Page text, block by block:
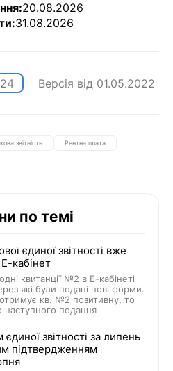
20.08.2026
31.08.2026
Версія від 01.05.2022
звітність Рентна плата
по темі
єдиної звітності вже
кабінет
квитанції №2 в Е-кабінеті
які були подані нові форми.
кв. №2 позитивну, то
наступного подання
звітності за липень
підтвердженням